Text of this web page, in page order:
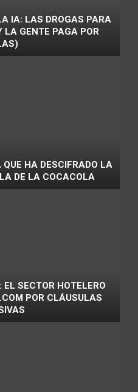
IA: LAS DROGAS PARA
LA GENTE PAGA POR
QUE HA DESCIFRADO LA
DE LA COCACOLA
SECTOR HOTELERO
POR CLÁUSULAS